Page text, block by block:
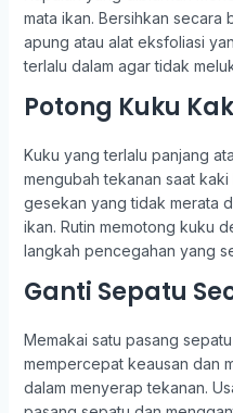
mata ikan. Bersihkan secara
apung atau alat eksfoliasi
terlalu dalam agar tidak
Potong Kuku
Kuku yang terlalu panjang
mengubah tekanan saat
gesekan yang tidak merata
ikan. Rutin memotong kuku
langkah pencegahan yang
Ganti Sepatu
Memakai satu pasang
mempercepat keausan dan
dalam menyerap tekanan.